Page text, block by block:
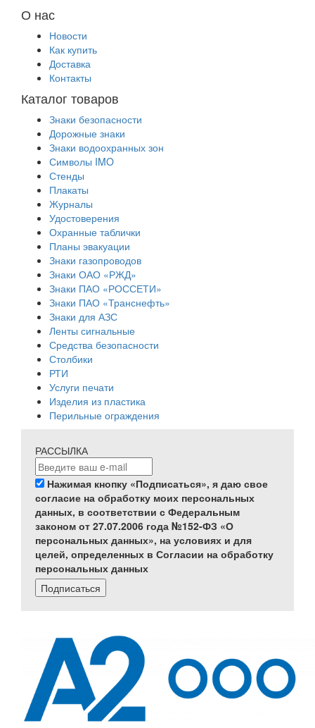
О нас
Новости
Как купить
Доставка
Контакты
Каталог товаров
Знаки безопасности
Дорожные знаки
Знаки водоохранных зон
Символы IMO
Стенды
Плакаты
Журналы
Удостоверения
Охранные таблички
Планы эвакуации
Знаки газопроводов
Знаки ОАО «РЖД»
Знаки ПАО «РОССЕТИ»
Знаки ПАО «Транснефть»
Знаки для АЗС
Ленты сигнальные
Средства безопасности
Столбики
РТИ
Услуги печати
Изделия из пластика
Перильные ограждения
РАССЫЛКА
Нажимая кнопку «Подписаться», я даю свое
согласие на обработку моих персональных
данных, в соответствии с Федеральным
законом от 27.07.2006 года №152-ФЗ «О
персональных данных», на условиях и для
целей, определенных в Согласии на обработку
персональных данных
Подписаться